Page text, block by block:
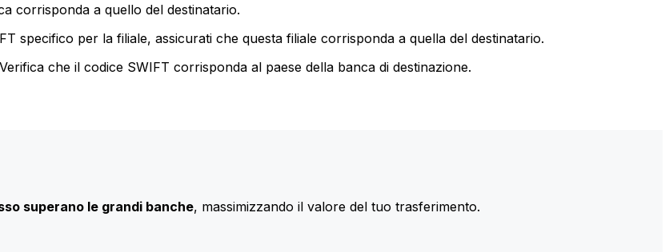
corrisponda a quello del destinatario.
specifico per la filiale, assicurati che questa filiale corrisponda a quella del destinatario.
che il codice SWIFT corrisponda al paese della banca di destinazione.
superano le grandi banche, massimizzando il valore del tuo trasferimento.